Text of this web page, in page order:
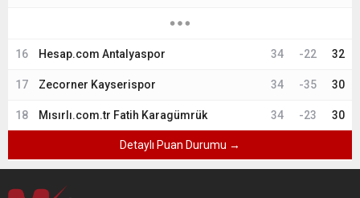
16 Hesap.com Antalyaspor 34 -22 32
17 Zecorner Kayserispor 34 -35 30
18 Mısırlı.com.tr Fatih Karagümrük 34 -23 30
Detaylı Puan Durumu →